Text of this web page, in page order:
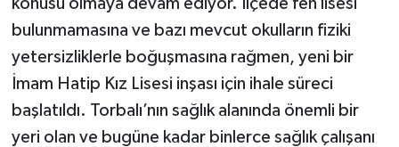
bulunmamasına ve bazı mevcut okulların fiziki
yetersizliklerle boğuşmasına rağmen, yeni bir
İmam Hatip Kız Lisesi inşası için ihale süreci
başlatıldı. Torbalı’nın sağlık alanında önemli bir
yeri olan ve bugüne kadar binlerce sağlık çalışanı